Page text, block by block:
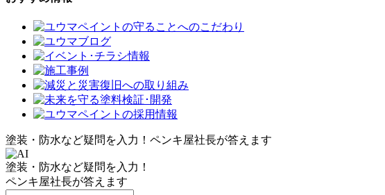
塗装・防水など疑問を入力！ ペンキ屋社長が答えます
塗装・防水など疑問を入力！
ペンキ屋社長が答えます